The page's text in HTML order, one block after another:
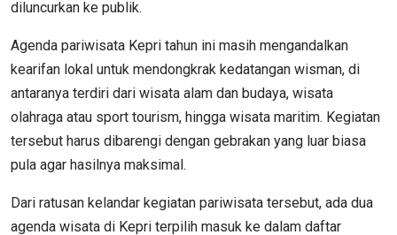
diluncurkan ke publik.
Agenda pariwisata Kepri tahun ini masih mengandalkan
kearifan lokal untuk mendongkrak kedatangan wisman, di
antaranya terdiri dari wisata alam dan budaya, wisata
olahraga atau sport tourism, hingga wisata maritim. Kegiatan
tersebut harus dibarengi dengan gebrakan yang luar biasa
pula agar hasilnya maksimal.
Dari ratusan kelandar kegiatan pariwisata tersebut, ada dua
agenda wisata di Kepri terpilih masuk ke dalam daftar